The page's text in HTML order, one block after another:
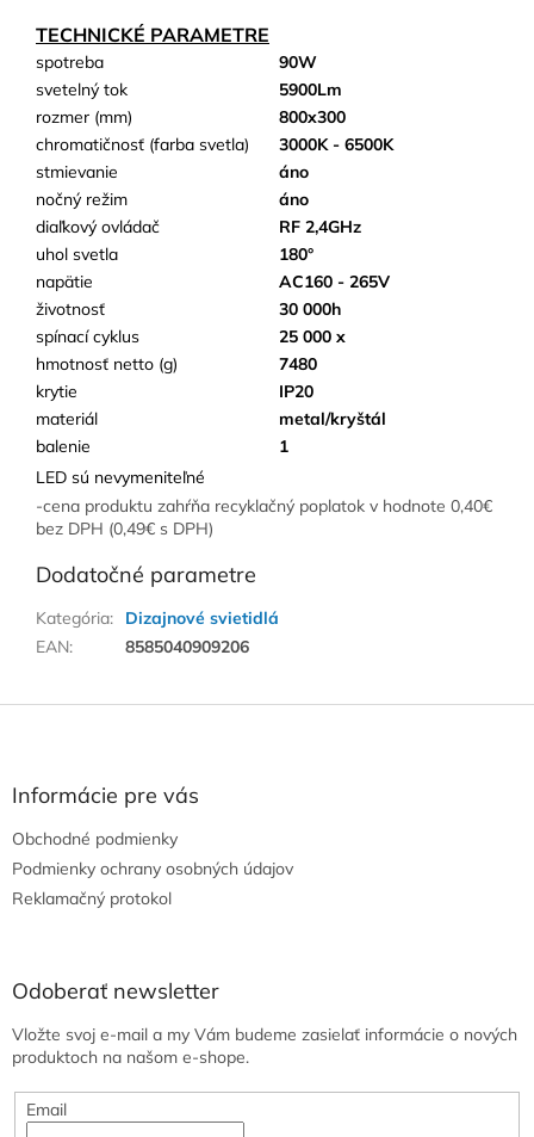
TECHNICKÉ PARAMETRE
spotreba
90W
svetelný tok
5900Lm
rozmer (mm)
800x300
chromatičnosť (farba svetla)
3000K - 6500K
stmievanie
áno
nočný režim
áno
diaľkový ovládač
RF 2,4GHz
uhol svetla
180°
napätie
AC160 - 265V
životnosť
30 000h
spínací cyklus
25 000 x
hmotnosť netto (g)
7480
krytie
IP20
materiál
metal/kryštál
balenie
1
LED sú nevymeniteľné
-cena produktu zahŕňa recyklačný poplatok v hodnote 0,40€
bez DPH (0,49€ s DPH)
Dodatočné parametre
Kategória:
Dizajnové svietidlá
EAN: 8585040909206
Informácie pre vás
Obchodné podmienky
Podmienky ochrany osobných údajov
Reklamačný protokol
Odoberať newsletter
Vložte svoj e-mail a my Vám budeme zasielať informácie o nových
produktoch na našom e-shope.
Email